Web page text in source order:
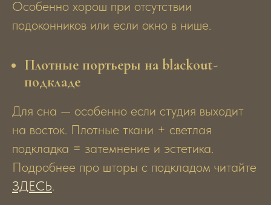
Особенно хорош при отсутствии
подоконников или если окно в нише.
Плотные портьеры на blackout-
подкладе
Для сна — особенно если студия выходит
на восток. Плотные ткани + светлая
подкладка = затемнение и эстетика.
Подробнее про шторы с подкладом читайте
ЗДЕСЬ.